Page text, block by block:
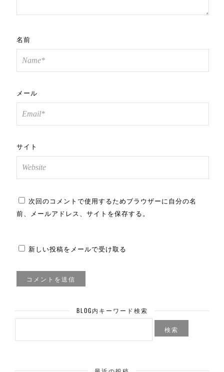
名前
メール
サイト
次回のコメントで使用するためブラウザーに自分の名
前、メールアドレス、サイトを保存する。
新しい投稿をメールで受け取る
BLOG内キーワード検索
検